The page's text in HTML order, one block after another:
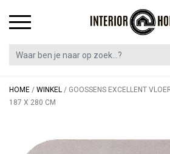
HOME / WINKEL / GOOSSENS EXCELLENT
187 X 280 CM